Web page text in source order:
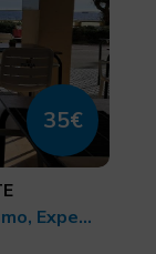
35€
Turismo rural y natural, Enoturismo, Experiencias Gastronómicas l'Exquisit Mediterrani, Turismo gastronómico